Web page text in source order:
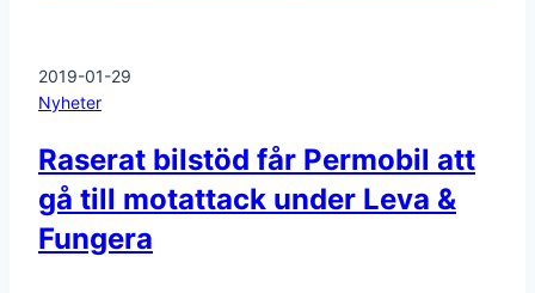
2019-01-29
Nyheter
Raserat bilstöd får Permobil att
gå till motattack under Leva &
Fungera